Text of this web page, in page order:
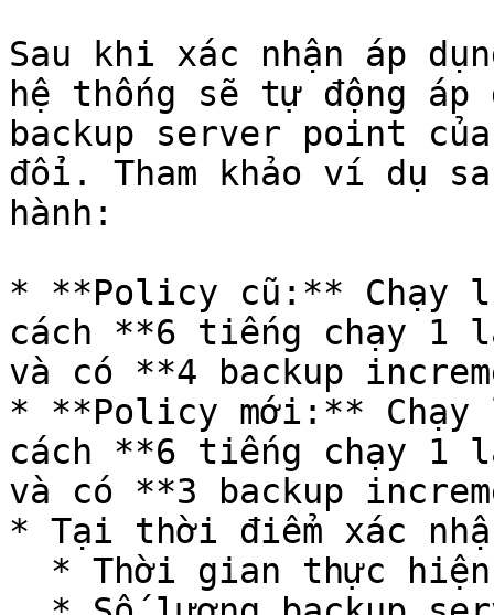
Sau khi xác nhận áp
hệ thống sẽ tự động
backup server point
đổi. Tham khảo ví dụ
hành:
* **Policy cũ:** Chạy
cách **6 tiếng chạy
và có **4 backup
* **Policy mới:** Chạy
cách **6 tiếng chạy
và có **3 backup
* Tại thời điểm xác